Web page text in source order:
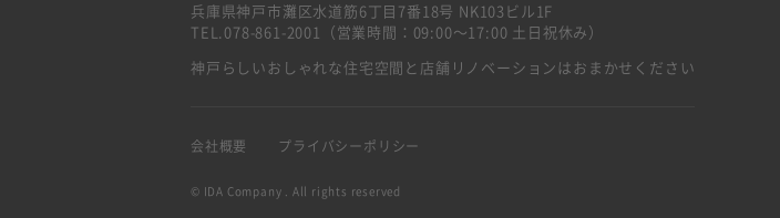
兵庫県神戸市灘区水道筋6丁目7番18号 NK103ビル1F
TEL.078-861-2001（営業時間：09:00〜17:00 土日祝休み）
神戸らしいおしゃれな住宅空間と店舗リノベーションはおまかせください
会社概要 プライバシーポリシー
© IDA Company . All rights reserved